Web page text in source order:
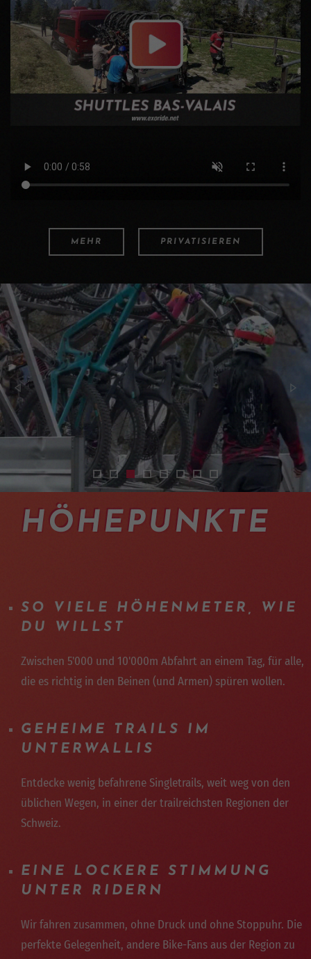
MEHR PRIVATISIEREN
enduro-mtb-trail-avec-taxi-valais
transferts-taxi-vtt-en-valais
shuttles-vtt-enduro-bas-valais
shuttles-vtt-enduro-bas-valais-
transfer-taxi-mtb-verbier-01
enduro-mountainbike-
mtb-shuttles-wallis
shuttles-vtt-
HÖHEPUNKTE
SO VIELE HÖHENMETER, WIE
DU WILLST
Zwischen 5'000 und 10'000m Abfahrt an einem Tag, für alle,
die es richtig in den Beinen (und Armen) spüren wollen.
GEHEIME TRAILS IM
UNTERWALLIS
Entdecke wenig befahrene Singletrails, weit weg von den
üblichen Wegen, in einer der trailreichsten Regionen der
Schweiz.
EINE LOCKERE STIMMUNG
UNTER RIDERN
Wir fahren zusammen, ohne Druck und ohne Stoppuhr. Die
perfekte Gelegenheit, andere Bike-Fans aus der Region zu